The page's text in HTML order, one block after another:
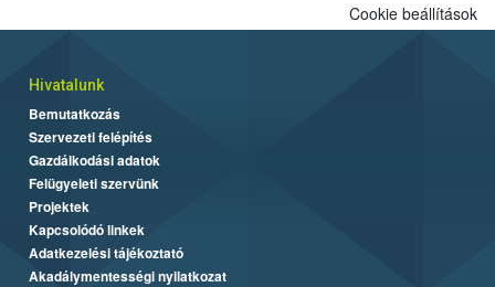
Cookie beállítások
Hivatalunk
Bemutatkozás
Szervezeti felépítés
Gazdálkodási adatok
Felügyeleti szervünk
Projektek
Kapcsolódó linkek
Adatkezelési tájékoztató
Akadálymentességi nyilatkozat